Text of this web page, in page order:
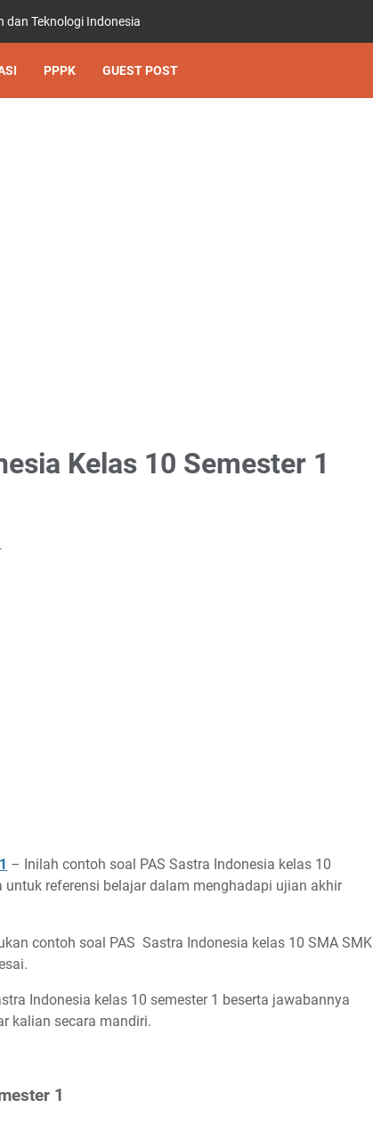
dan Teknologi Indonesia
PPPK GUEST POST
Kelas 10 Semester 1
– Inilah contoh soal PAS Sastra Indonesia kelas 10
referensi belajar dalam menghadapi ujian akhir
contoh soal PAS Sastra Indonesia kelas 10 SMA SMK
Indonesia kelas 10 semester 1 beserta jawabannya
kalian secara mandiri.
1